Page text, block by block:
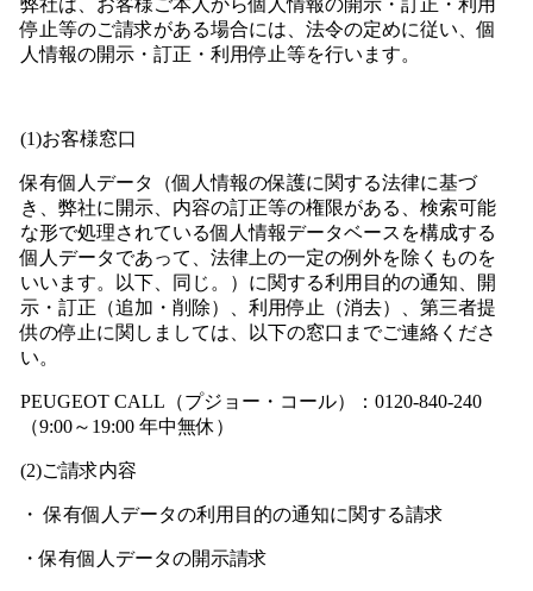
弊社は、お客様ご本人から個人情報の開示・訂正・利用
停止等のご請求がある場合には、法令の定めに従い、個
人情報の開示・訂正・利用停止等を行います。
(1)お客様窓口
保有個人データ（個人情報の保護に関する法律に基づ
き、弊社に開示、内容の訂正等の権限がある、検索可能
な形で処理されている個人情報データベースを構成する
個人データであって、法律上の一定の例外を除くものを
いいます。以下、同じ。）に関する利用目的の通知、開
示・訂正（追加・削除）、利用停止（消去）、第三者提
供の停止に関しましては、以下の窓口までご連絡くださ
い。
PEUGEOT CALL（プジョー・コール）：0120-840-240
（9:00～19:00 年中無休）
(2)ご請求内容
・ 保有個人データの利用目的の通知に関する請求
・保有個人データの開示請求